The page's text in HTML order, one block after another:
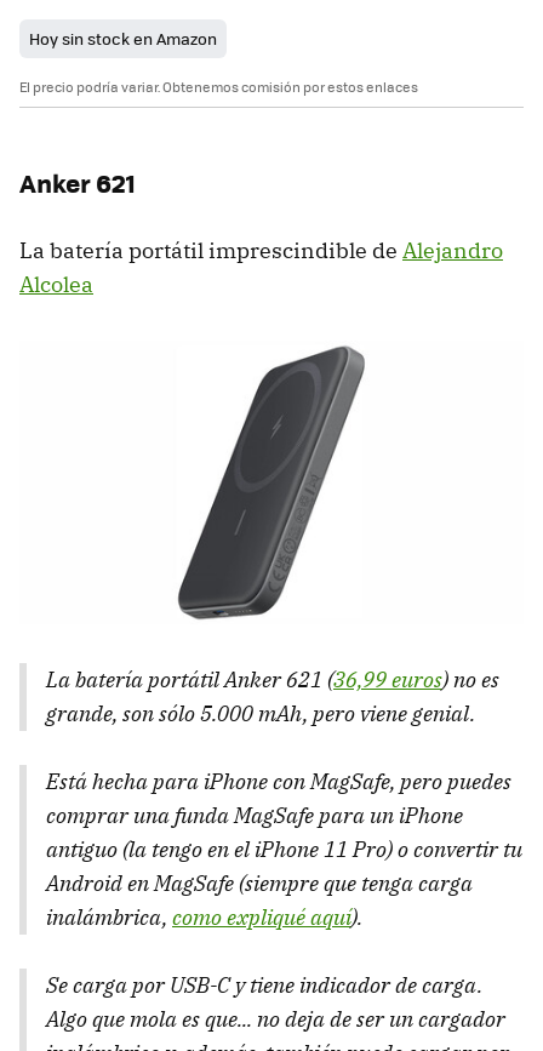
Hoy sin stock en Amazon
El precio podría variar. Obtenemos comisión por estos enlaces
Anker 621
La batería portátil imprescindible de Alejandro
Alcolea
La batería portátil Anker 621 (36,99 euros) no es
grande, son sólo 5.000 mAh, pero viene genial.
Está hecha para iPhone con MagSafe, pero puedes
comprar una funda MagSafe para un iPhone
antiguo (la tengo en el iPhone 11 Pro) o convertir tu
Android en MagSafe (siempre que tenga carga
inalámbrica, como expliqué aquí).
Se carga por USB-C y tiene indicador de carga.
Algo que mola es que... no deja de ser un cargador